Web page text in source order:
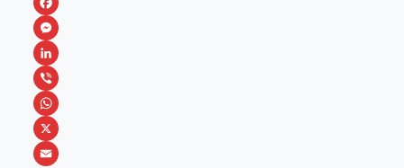
F
a
c
e
b
o
M
e
s
s
e
L
i
n
k
V
i
b
W
h
X